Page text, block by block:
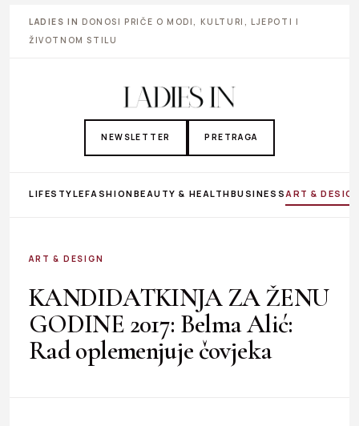
LADIES IN DONOSI PRIČE O MODI, KULTURI, LJEPOTI I
ŽIVOTNOM STILU
NEWSLETTER PRETRAGA
LIFESTYLEFASHIONBEAUTY & HEALTHBUSINESS ART &
ART & DESIGN
KANDIDATKINJA ZA ŽENU
GODINE 2017: Belma Alić:
Rad oplemenjuje čovjeka